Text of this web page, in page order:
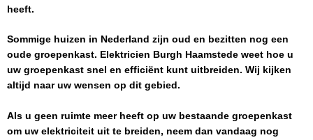
heeft.
Sommige huizen in Nederland zijn oud en bezitten nog een
oude groepenkast. Elektricien Burgh Haamstede weet hoe u
uw groepenkast snel en efficiënt kunt uitbreiden. Wij kijken
altijd naar uw wensen op dit gebied.
Als u geen ruimte meer heeft op uw bestaande groepenkast
om uw elektriciteit uit te breiden, neem dan vandaag nog